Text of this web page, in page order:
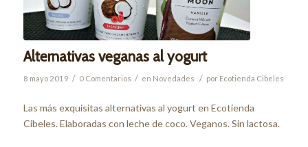
Alternativas veganas al yogurt
8 mayo 2019 / 0 Comentarios / en Novedades / por Ecotienda Cibeles
Las más exquisitas alternativas al yogurt en Ecotienda
Cibeles. Elaboradas con leche de coco. Veganos. Sin lactosa.